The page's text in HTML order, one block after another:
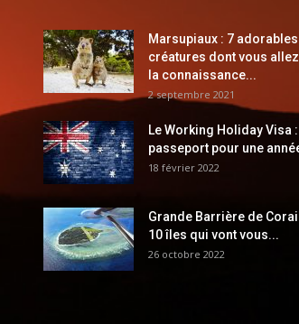
Marsupiaux : 7 adorables
créatures dont vous
la connaissance...
2 septembre 2021
Le Working Holiday Visa
passeport pour une
18 février 2022
Grande Barrière de
10 îles qui vont vous...
26 octobre 2022